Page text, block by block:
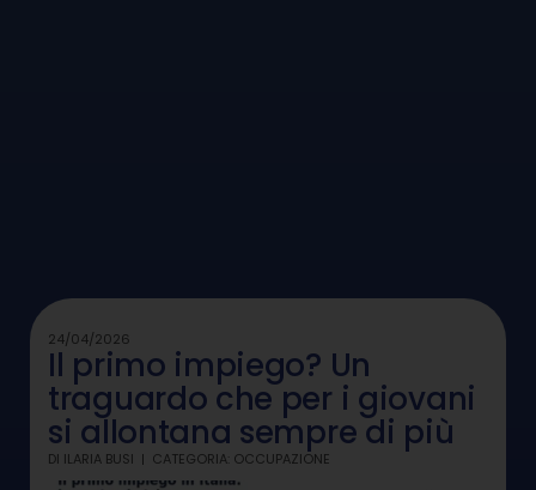
24/04/2026
Il primo impiego? Un
traguardo che per i giovani
si allontana sempre di più
DI ILARIA BUSI CATEGORIA: OCCUPAZIONE